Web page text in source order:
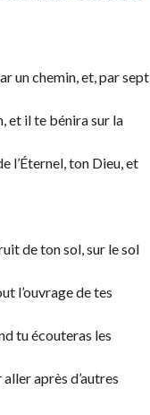
un chemin, et, par sept
et il te bénira sur la
l’Éternel, ton Dieu, et
de ton sol, sur le sol
l’ouvrage de tes
tu écouteras les
après d’autres